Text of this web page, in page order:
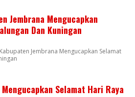
Jembrana Mengucapkan
Dan Kuningan
Jembrana Mengucapkan Selamat
Selamat Hari Raya